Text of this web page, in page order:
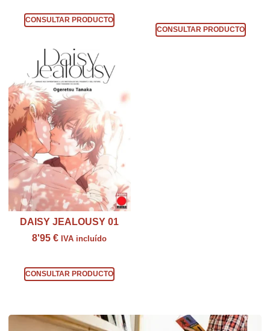
CONSULTAR PRODUCTO
CONSULTAR PRODUCTO
DAISY JEALOUSY 01
8'95€ IVA incluído
CONSULTAR PRODUCTO